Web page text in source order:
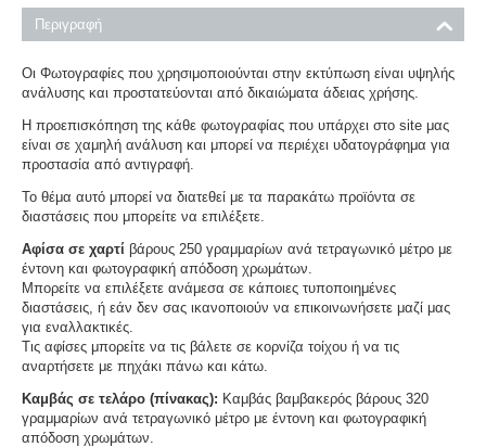
Περιγραφή
Οι Φωτογραφίες που χρησιμοποιούνται στην εκτύπωση είναι υψηλής
ανάλυσης και προστατεύονται από δικαιώματα άδειας χρήσης.
Η προεπισκόπηση της κάθε φωτογραφίας που υπάρχει στο site μας
είναι σε χαμηλή ανάλυση και μπορεί να περιέχει υδατογράφημα για
προστασία από αντιγραφή.
Το θέμα αυτό μπορεί να διατεθεί με τα παρακάτω προϊόντα σε
διαστάσεις που μπορείτε να επιλέξετε.
Αφίσα σε χαρτί βάρους 250 γραμμαρίων ανά τετραγωνικό μέτρο με
έντονη και φωτογραφική απόδοση χρωμάτων.
Μπορείτε να επιλέξετε ανάμεσα σε κάποιες τυποποιημένες
διαστάσεις, ή εάν δεν σας ικανοποιούν να επικοινωνήσετε μαζί μας
για εναλλακτικές.
Τις αφίσες μπορείτε να τις βάλετε σε κορνίζα τοίχου ή να τις
αναρτήσετε με πηχάκι πάνω και κάτω.
Καμβάς σε τελάρο (πίνακας): Καμβάς βαμβακερός βάρους 320
γραμμαρίων ανά τετραγωνικό μέτρο με έντονη και φωτογραφική
απόδοση χρωμάτων.